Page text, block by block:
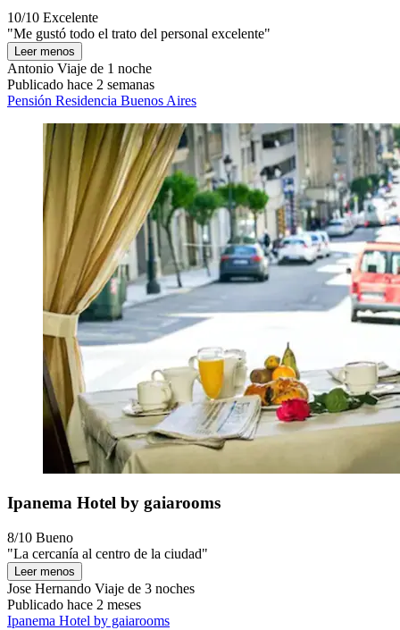
10/10 Excelente
"Me gustó todo el trato del personal excelente"
Leer menos
Antonio Viaje de 1 noche
Publicado hace 2 semanas
Pensión Residencia Buenos Aires
Ipanema Hotel by gaiarooms
8/10 Bueno
"La cercanía al centro de la ciudad"
Leer menos
Jose Hernando Viaje de 3 noches
Publicado hace 2 meses
Ipanema Hotel by gaiarooms